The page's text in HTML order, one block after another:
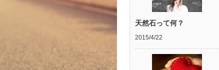
天然石って何？
2015/4/22